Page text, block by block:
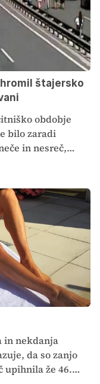
štajersko
obdobje
bilo zaradi
in nesreč,
in nekdanja
da so zanjo
upihnila že 46.